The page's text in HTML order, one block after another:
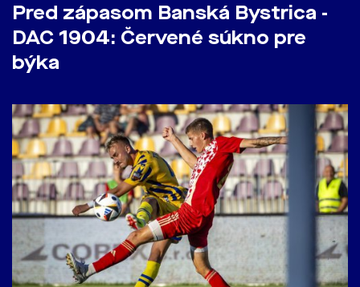
Pred zápasom Banská Bystrica -
DAC 1904: Červené súkno pre
býka